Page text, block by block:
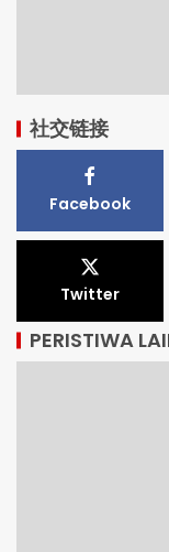
社交链接
Facebook
Twitter
PERISTIWA